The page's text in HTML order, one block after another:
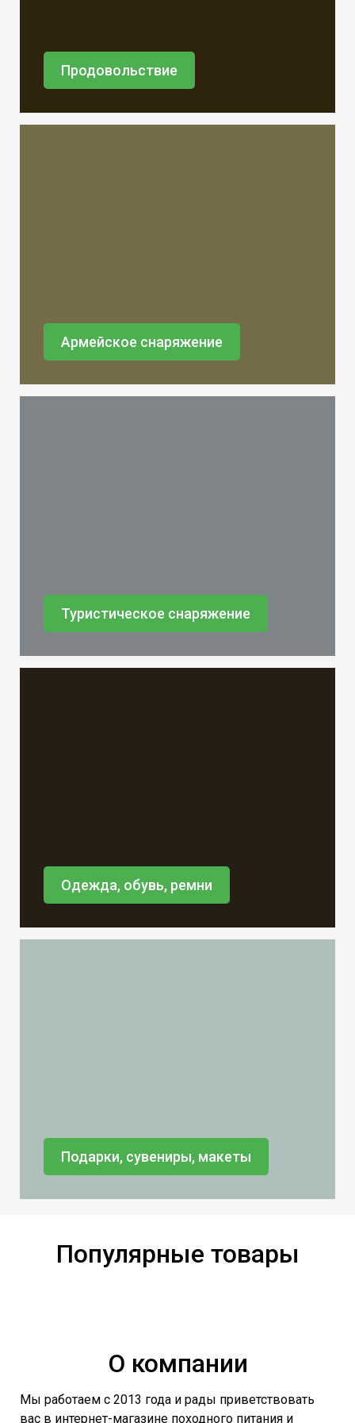
Продовольствие
Армейское снаряжение
Туристическое снаряжение
Одежда, обувь, ремни
Подарки, сувениры, макеты
Популярные товары
О компании
Мы работаем с 2013 года и рады приветствовать
вас в интернет-магазине походного питания и